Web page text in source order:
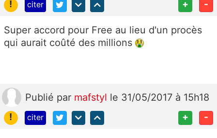
!
citer + -
Super accord pour Free au lieu d'un procès
qui aurait coûté des millions
Publié par mafstyl le 31/05/2017 à 15h18
!
citer + -